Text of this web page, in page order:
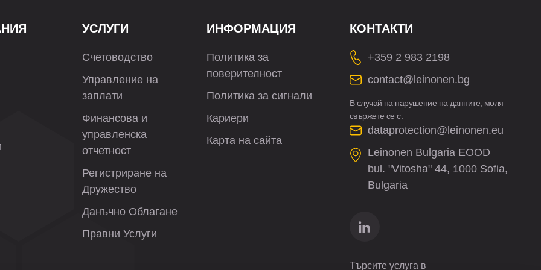
УСЛУГИ
Счетоводство
Управление на
заплати
Финансова и
управленска
отчетност
Регистриране на
Дружество
Данъчно Облагане
Правни Услуги
ИНФОРМАЦИЯ
Политика за
поверителност
Политика за сигнали
Кариери
Карта на сайта
КОНТАКТИ
+359 2 983 2198
contact@leinonen.bg
В случай на нарушение на данните, моля
свържете се с:
dataprotection@leinonen.eu
Leinonen Bulgaria EOOD
bul. "Vitosha" 44, 1000 Sofia,
Bulgaria
Търсите услуга в